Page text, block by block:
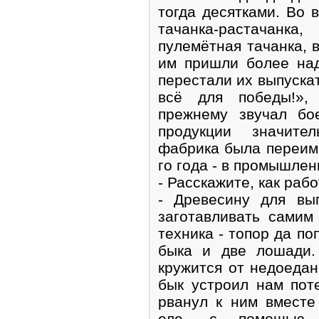
тогда десятками. Во
тачанка-
пулемётная тачанка,
им пришли более
перестали их
всё для
прежнему звучал
продукции
фабрика была
го года - в
- Расскажите, как
- Древесину для
заготавливать
техника - топор да
быка и две
кружится от
бык устроил нам
рванул к ним